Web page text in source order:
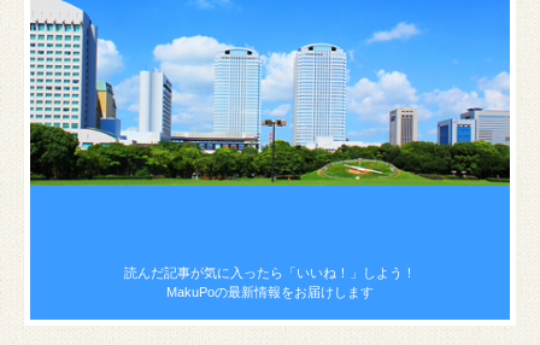
読んだ記事が気に入ったら 「いいね！」しよう！
MakuPoの最新情報をお届けします